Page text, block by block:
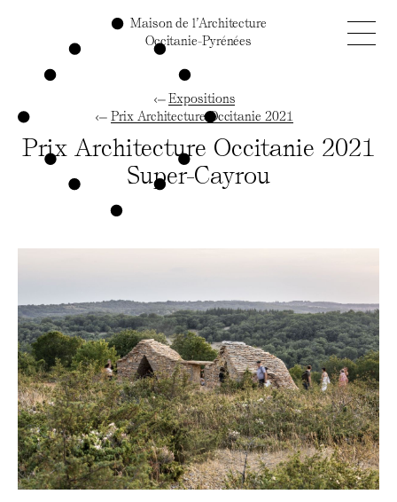
Maison de l’Architecture
Occitanie-Pyrénées
Expositions
Prix Architecture Occitanie 2021
Prix Architecture Occitanie 2021
Super-Cayrou